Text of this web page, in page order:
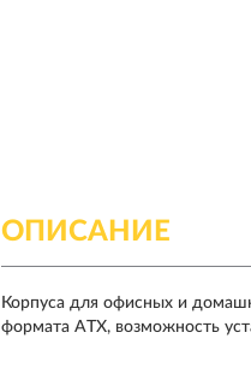
ОПИСАНИЕ
Корпуса для офисных и
формата ATX, возможность